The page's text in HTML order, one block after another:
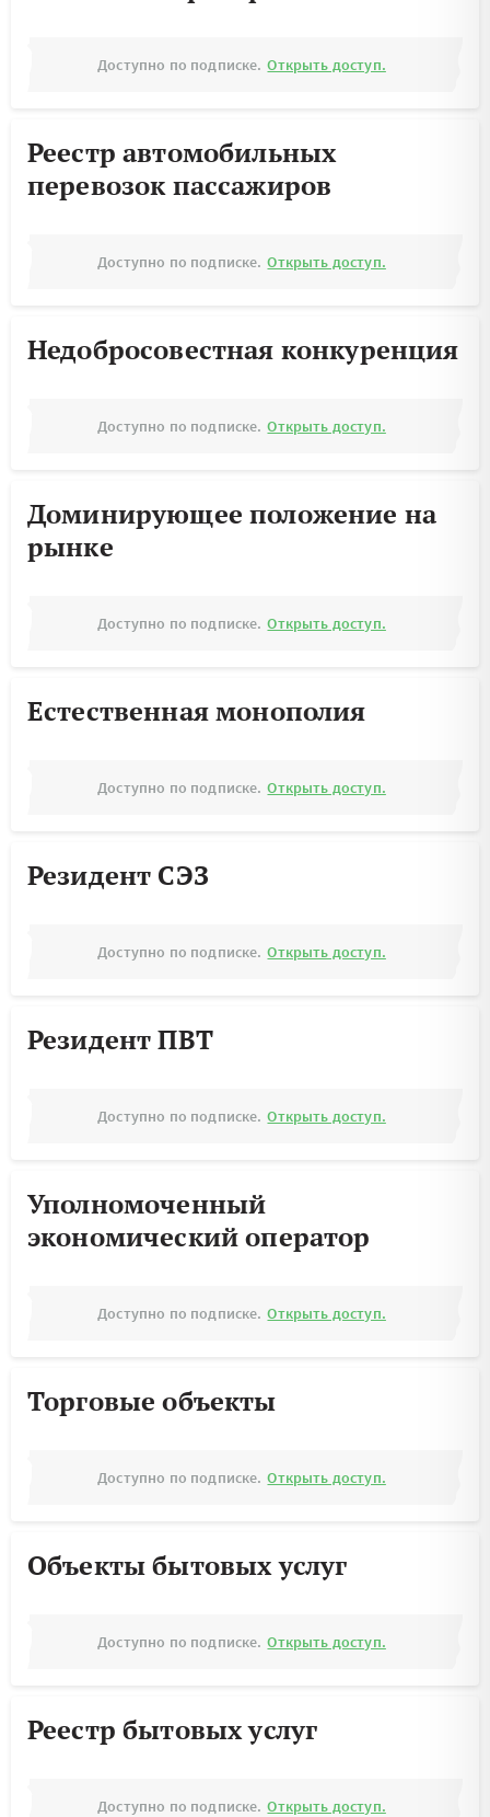
Доступно по подписке. Открыть доступ.
Реестр автомобильных
перевозок пассажиров
Доступно по подписке. Открыть доступ.
Недобросовестная конкуренция
Доступно по подписке. Открыть доступ.
Доминирующее положение на
рынке
Доступно по подписке. Открыть доступ.
Естественная монополия
Доступно по подписке. Открыть доступ.
Резидент СЭЗ
Доступно по подписке. Открыть доступ.
Резидент ПВТ
Доступно по подписке. Открыть доступ.
Уполномоченный
экономический оператор
Доступно по подписке. Открыть доступ.
Торговые объекты
Доступно по подписке. Открыть доступ.
Объекты бытовых услуг
Доступно по подписке. Открыть доступ.
Реестр бытовых услуг
Доступно по подписке. Открыть доступ.